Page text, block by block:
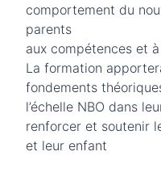
comportement du
parents
aux compétences et
La formation
fondements
l’échelle NBO dans
renforcer et soutenir
et leur enfant